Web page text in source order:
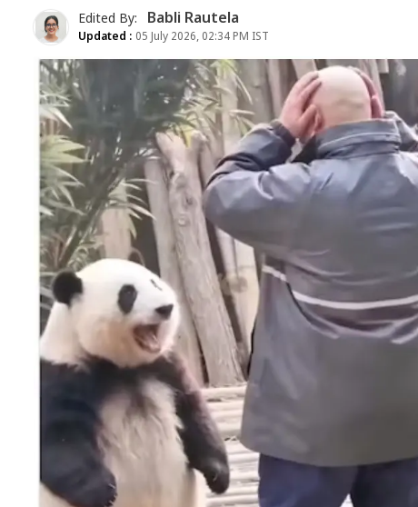
Edited By: Babli Rautela
Updated : 05 July 2026, 02:34 PM IST